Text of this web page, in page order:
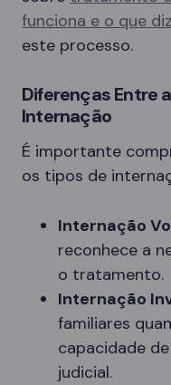
funciona e o que
este processo.
Diferenças Entre
Internação
É importante
os tipos de
Internação
reconhece a
o tratamento.
Internação
familiares
capacidade
judicial.